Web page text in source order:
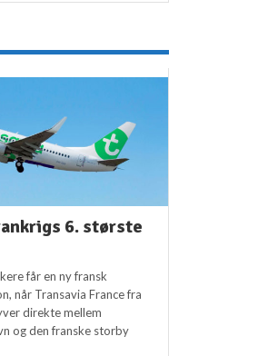
6. største
får en ny fransk
når Transavia France fra
direkte mellem
og den franske storby